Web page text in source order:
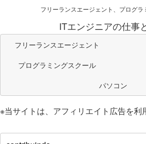
フリーランスエージェント、プログラ
ITエンジニアの仕事
フリーランスエージェント
プログラミングスクール
パソコン
※当サイトは、アフィリエイト広告を利